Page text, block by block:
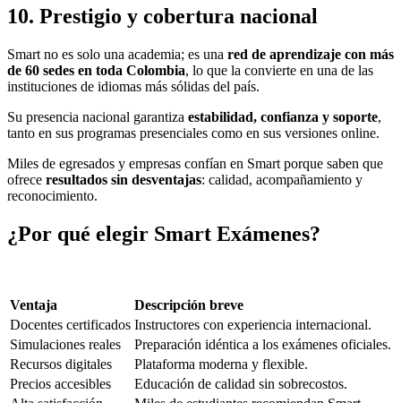
10. Prestigio y cobertura nacional
Smart no es solo una academia; es una red de aprendizaje con más
de 60 sedes en toda Colombia, lo que la convierte en una de las
instituciones de idiomas más sólidas del país.
Su presencia nacional garantiza estabilidad, confianza y soporte,
tanto en sus programas presenciales como en sus versiones online.
Miles de egresados y empresas confían en Smart porque saben que
ofrece resultados sin desventajas: calidad, acompañamiento y
reconocimiento.
¿Por qué elegir Smart Exámenes?
Ventaja
Descripción breve
Docentes certificados Instructores con experiencia internacional.
Simulaciones reales
Preparación idéntica a los exámenes oficiales.
Recursos digitales
Plataforma moderna y flexible.
Precios accesibles
Educación de calidad sin sobrecostos.